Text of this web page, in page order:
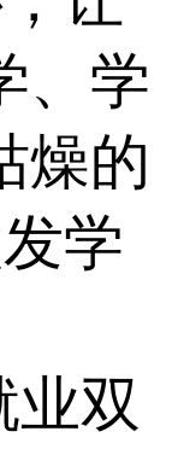
、学
燥的
学
双